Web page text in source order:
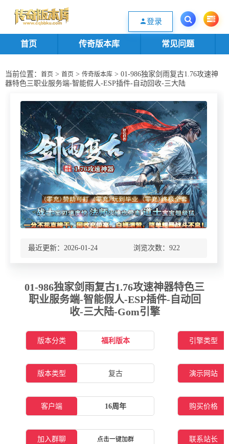
欢迎您光临传奇版本库资源下载站，一个优质的传奇版本源码基地。欢迎选购
登录
首页 传奇版本库 常见问题
当前位置： 首页 > 首页 > 传奇版本库 > 01-986独家剑雨复古1.76攻速神
器特色三职业服务端-智能假人-ESP插件-自动回收-三大陆
最近更新：2026-01-24 浏览次数： 922
01-986独家剑雨复古1.76攻速神器特色三
职业服务端-智能假人-ESP插件-自动回
收-三大陆-Gom引擎
版本分类 福利版本 引擎类型
版本类型 复古 演示网站
客户端 16周年 购买价格
加入群聊 点击一键加群 联系站长